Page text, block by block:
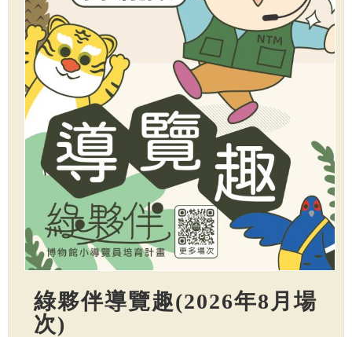
綠夥伴導覽趣(2026年8月場
次)